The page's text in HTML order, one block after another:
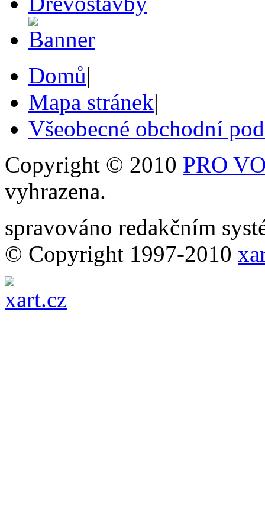
Domů|
Mapa stránek|
Všeobecné obchodní
Copyright © 2010 PRO
vyhrazena.
spravováno redakčním
© Copyright 1997-2010